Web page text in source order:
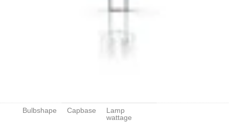
Bulbshape Capbase
Lamp
wattage